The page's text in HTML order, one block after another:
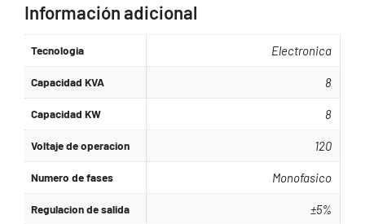
Información adicional
Tecnologia Electronica
Capacidad KVA 8
Capacidad KW 8
Voltaje de operacion 120
Numero de fases Monofasico
Regulacion de salida ±5%